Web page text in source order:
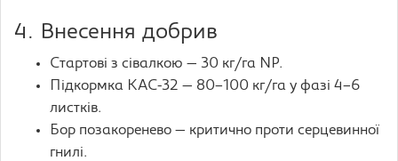
4. Внесення добрив
Стартові з сівалкою — 30 кг/га NP.
Підкормка КАС-32 — 80–100 кг/га у фазі 4–6
листків.
Бор позакоренево — критично проти серцевинної
гнилі.